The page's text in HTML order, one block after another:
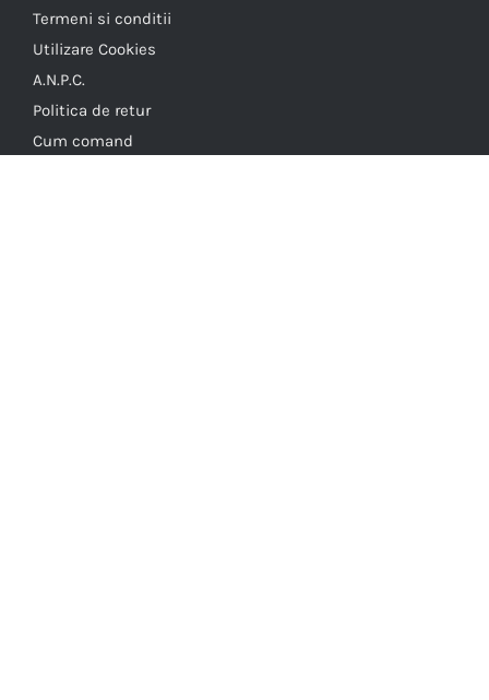
Termeni si conditii
Utilizare Cookies
A.N.P.C.
Politica de retur
Cum comand